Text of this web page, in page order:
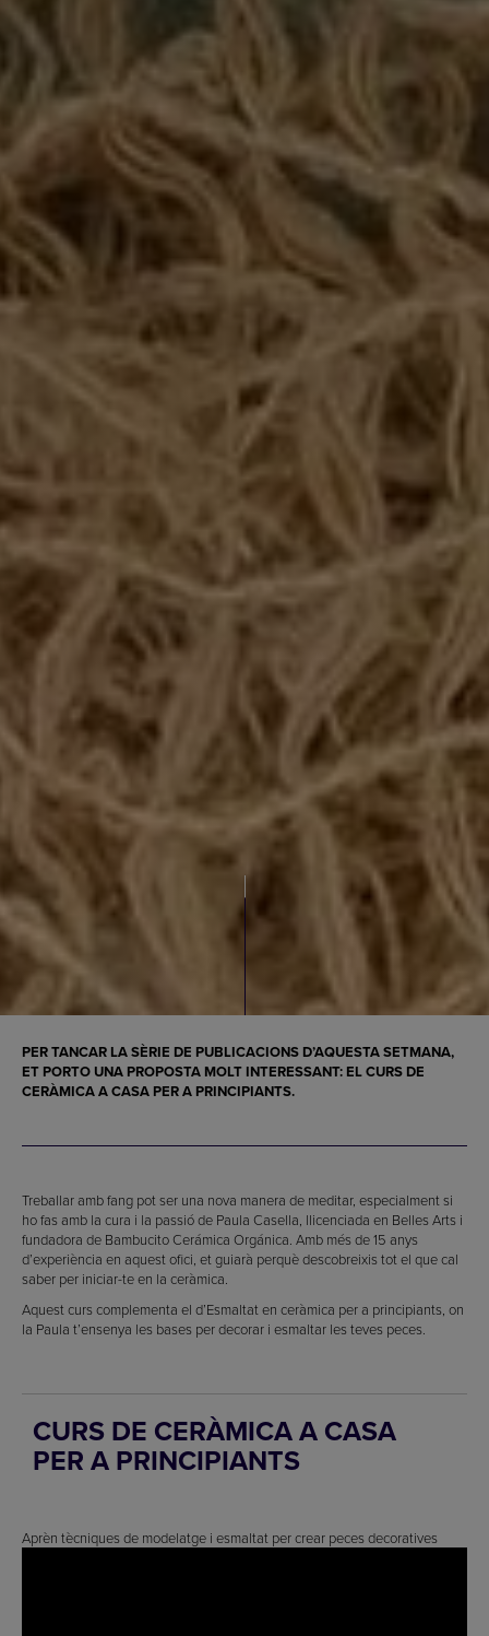
PER TANCAR LA SÈRIE DE PUBLICACIONS D’AQUESTA SETMANA,
ET PORTO UNA PROPOSTA MOLT INTERESSANT: EL CURS DE
CERÀMICA A CASA PER A PRINCIPIANTS.
Treballar amb fang pot ser una nova manera de meditar, especialment si
ho fas amb la cura i la passió de Paula Casella, llicenciada en Belles Arts i
fundadora de Bambucito Cerámica Orgánica. Amb més de 15 anys
d’experiència en aquest ofici, et guiarà perquè descobreixis tot el que cal
saber per iniciar-te en la ceràmica.
Aquest curs complementa el d’Esmaltat en ceràmica per a principiants, on
la Paula t’ensenya les bases per decorar i esmaltar les teves peces.
CURS DE CERÀMICA A CASA
PER A PRINCIPIANTS
Aprèn tècniques de modelatge i esmaltat per crear peces decoratives